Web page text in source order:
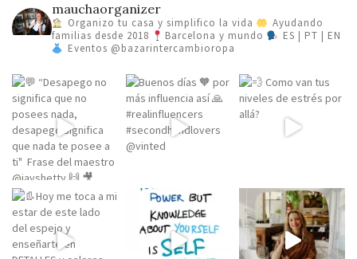
mauchaorganizer
Organizo tu casa y simplifico la vida
Ayudando
familias desde 2018
Barcelona y mundo
ES | PT | EN
Eventos @bazarintercambioropa